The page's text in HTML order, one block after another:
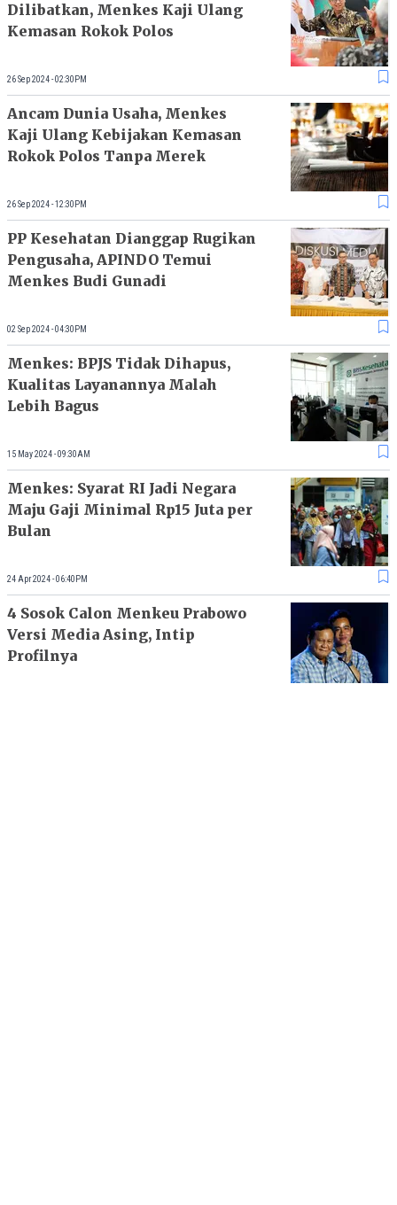
Dilibatkan, Menkes Kaji Ulang
Kemasan Rokok Polos
26 Sep 2024 - 02:30PM
Ancam Dunia Usaha, Menkes
Kaji Ulang Kebijakan Kemasan
Rokok Polos Tanpa Merek
26 Sep 2024 - 12:30PM
PP Kesehatan Dianggap Rugikan
Pengusaha, APINDO Temui
Menkes Budi Gunadi
02 Sep 2024 - 04:30PM
Menkes: BPJS Tidak Dihapus,
Kualitas Layanannya Malah
Lebih Bagus
15 May 2024 - 09:30AM
Menkes: Syarat RI Jadi Negara
Maju Gaji Minimal Rp15 Juta per
Bulan
24 Apr 2024 - 06:40PM
4 Sosok Calon Menkeu Prabowo
Versi Media Asing, Intip
Profilnya